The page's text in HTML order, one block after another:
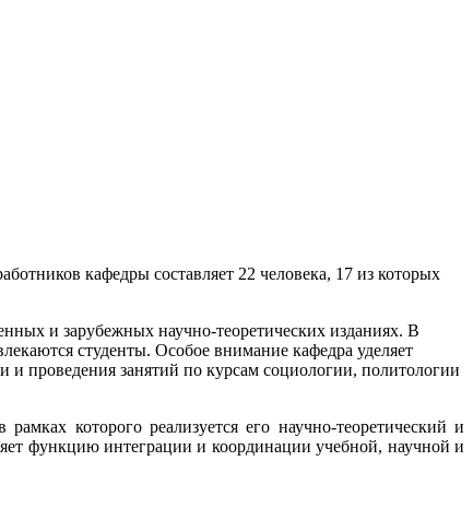
кафедры составляет 22 человека, 17 из которых
и зарубежных научно-теоретических изданиях. В
студенты. Особое внимание кафедра уделяет
и проведения занятий по курсам социологии, политологии
которого реализуется его научно-теоретический и
функцию интеграции и координации учебной, научной и